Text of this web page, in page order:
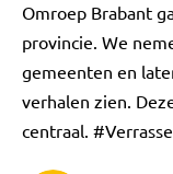
Omroep Brabant
provincie. We
gemeenten en
verhalen zien.
centraal.